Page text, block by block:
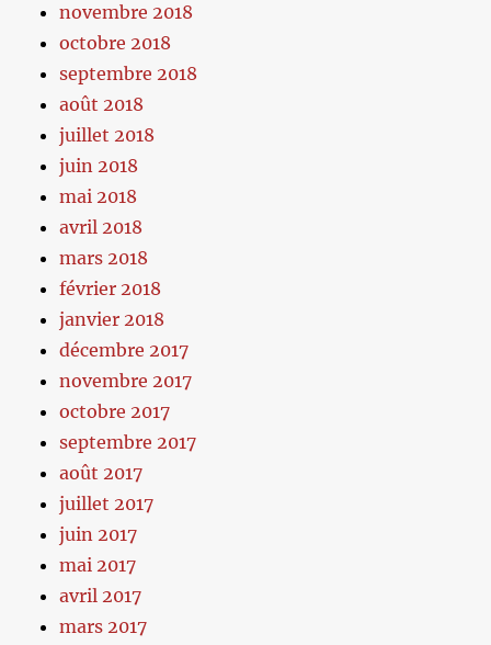
novembre 2018
octobre 2018
septembre 2018
août 2018
juillet 2018
juin 2018
mai 2018
avril 2018
mars 2018
février 2018
janvier 2018
décembre 2017
novembre 2017
octobre 2017
septembre 2017
août 2017
juillet 2017
juin 2017
mai 2017
avril 2017
mars 2017